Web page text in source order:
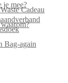
je mee?
Cadeau
Bag-again